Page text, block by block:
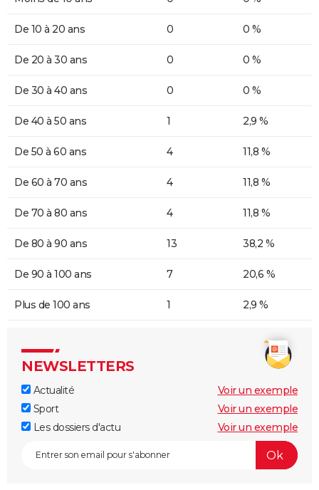
De 10 à 20 ans 0 0 %
De 20 à 30 ans 0 0 %
De 30 à 40 ans 0 0 %
De 40 à 50 ans 1 2,9 %
De 50 à 60 ans 4 11,8 %
De 60 à 70 ans 4 11,8 %
De 70 à 80 ans 4 11,8 %
De 80 à 90 ans 13 38,2 %
De 90 à 100 ans 7 20,6 %
Plus de 100 ans 1 2,9 %
NEWSLETTERS
Actualité
Voir un exemple
Sport
Voir un exemple
Les dossiers d'actu
Voir un exemple